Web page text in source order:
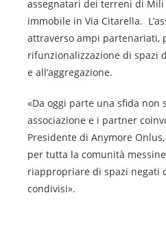
assegnatari dei terreni di
immobile in Via Citarella.
attraverso ampi partenariati,
rifunzionalizzazione di spazi
e all’aggregazione.
«Da oggi parte una sfida non
associazione e i partner
Presidente di Anymore
per tutta la comunità
riappropriare di spazi negati
condivisi».